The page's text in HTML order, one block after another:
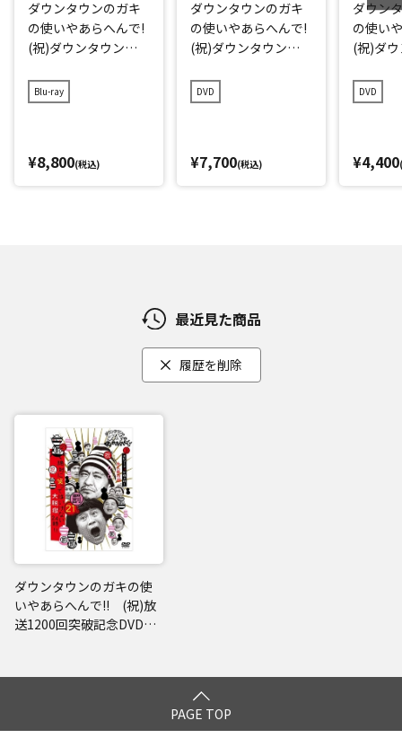
ダウンタウンのガキ
の使いやあらへんで!
(祝)ダウンタウン結
初回限定永久保存版
(28)(愛)D-1グランプ
Blu-ray
¥8,800(税込)
ダウンタウンのガキ
の使いやあらへんで!
(祝)ダウンタウン結
回限定永久保存版(2
8)(愛)D-1グランプリ
DVD
¥7,700(税込)
ダウン
の使い
(祝)ダ
久保存
グラン
DVD
¥4,400
最近見た商品
履歴を削除
ダウンタウンのガキの使
いやあらへんで!! (祝)放
送1200回突破記念DVD
脱獄24時 エピソード3 午
PAGE TOP